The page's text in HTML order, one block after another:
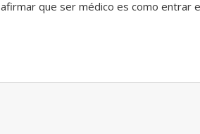
afirmar que ser médico es como entrar